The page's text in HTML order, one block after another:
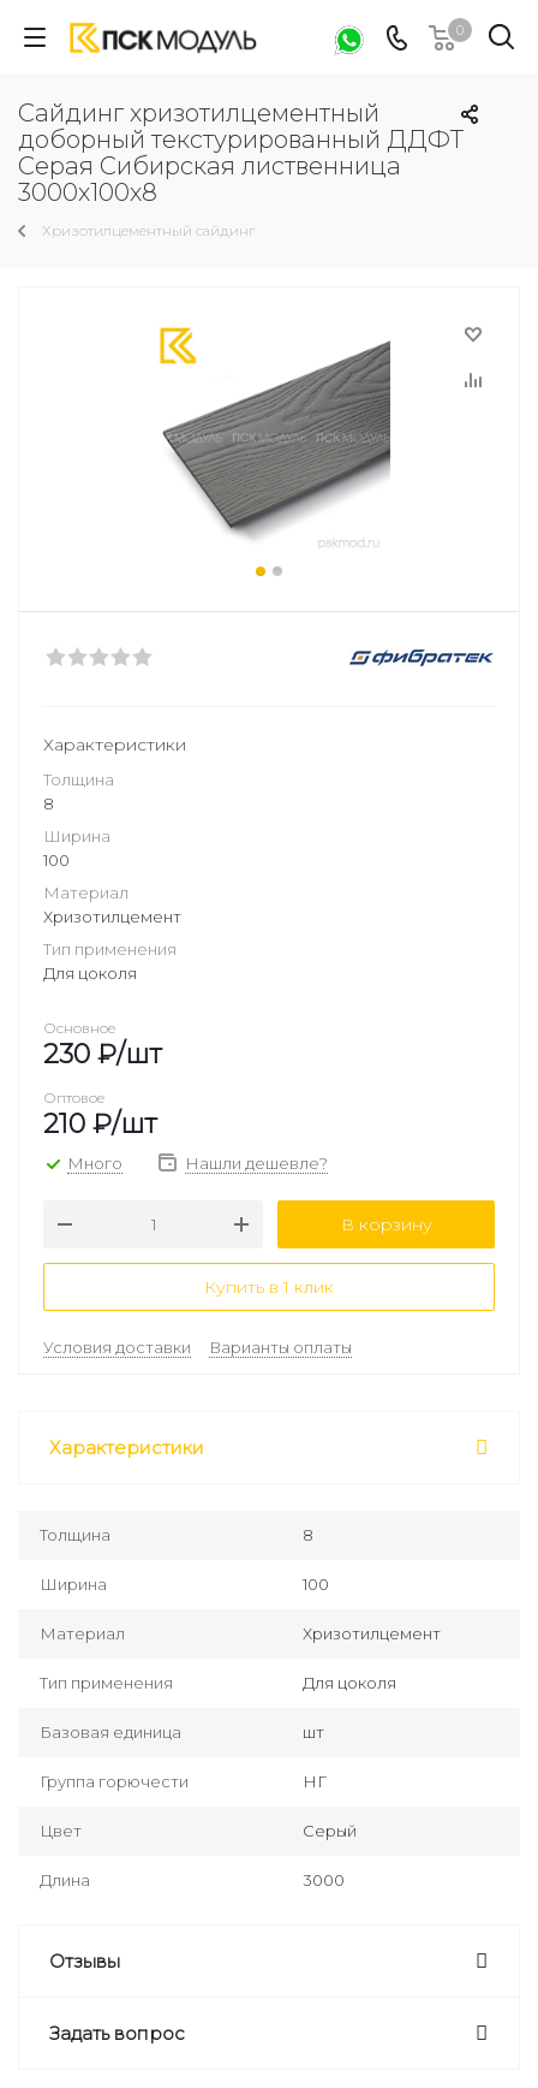
0
Сайдинг хризотилцементный
доборный текстурированный ДДФТ
Серая Сибирская лиственница
3000х100х8
Хризотилцементный сайдинг
Характеристики
Толщина
8
Ширина
100
Материал
Хризотилцемент
Тип применения
Для цоколя
Основное
230 ₽/шт
Оптовое
210 ₽/шт
Много Нашли дешевле?
В корзину
Купить в 1 клик
Условия доставки Варианты оплаты
Характеристики
Толщина 8
Ширина 100
Материал Хризотилцемент
Тип применения Для цоколя
Базовая единица шт
Группа горючести НГ
Цвет Серый
Длина 3000
Отзывы
Задать вопрос